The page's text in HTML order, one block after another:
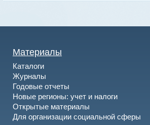
Материалы
Каталоги
Журналы
Годовые отчеты
Новые регионы: учет и налоги
Открытые материалы
Для организации социальной сферы